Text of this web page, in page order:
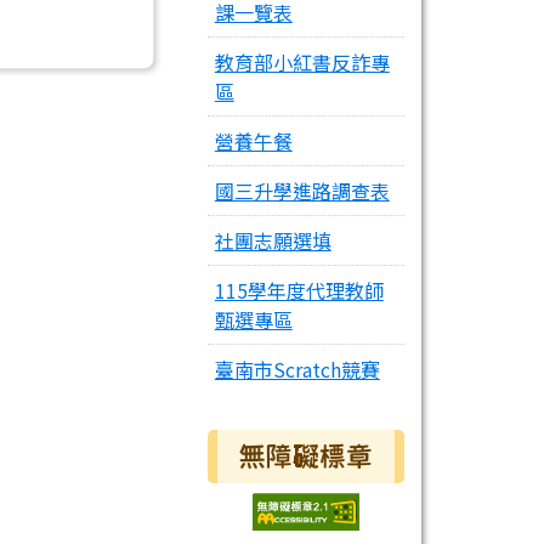
課一覽表
教育部小紅書反詐專
區
營養午餐
國三升學進路調查表
社團志願選填
115學年度代理教師
甄選專區
臺南市Scratch競賽
無障礙標章